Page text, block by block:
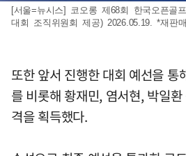
[서울=뉴시스] 코오롱 제68회 한국오픈골
대회 조직위원회 제공) 2026.05.19. *재판
또한 앞서 진행한 대회 예선을 통
를 비롯해 황재민, 염서현, 박일
격을 획득했다.